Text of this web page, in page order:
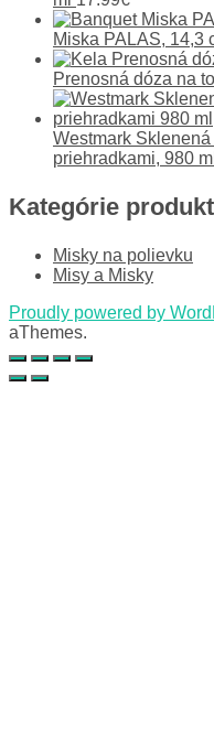
Miska PALAS, 14,3
Prenosná dóza na
Westmark
priehradkami, 980 ml
Kategórie
Misky na polievku
Misy a Misky
Proudly powered by
aThemes.